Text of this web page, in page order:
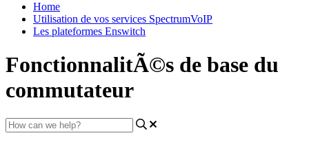
Home
Utilisation de vos services SpectrumVoIP
Les plateformes Enswitch
FonctionnalitÃ©s de base du
commutateur